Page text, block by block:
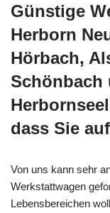
Günstige
Herborn
Hörbach,
Schönbach
dass Sie
Von uns kann sehr
Werkstattwagen
Lebensbereichen